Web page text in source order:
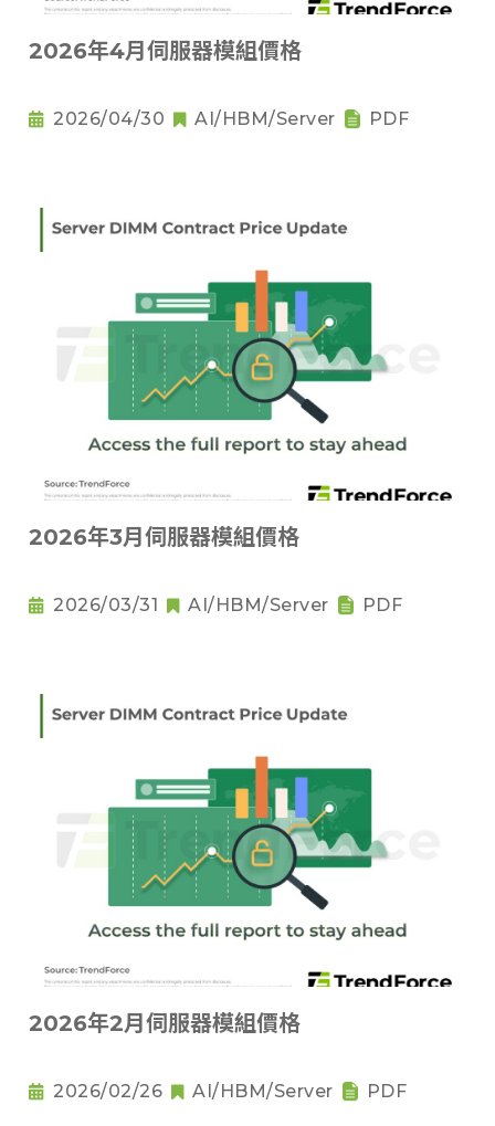
2026年4月伺服器模組價格
2026/04/30 AI/HBM/Server PDF
2026年3月伺服器模組價格
2026/03/31 AI/HBM/Server PDF
2026年2月伺服器模組價格
2026/02/26 AI/HBM/Server PDF